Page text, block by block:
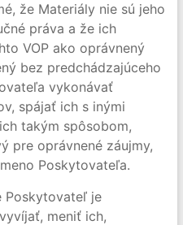
že Materiály nie sú jeho
práva a že ich
VOP ako oprávnený
bez predchádzajúceho
vykonávať
spájať ich s inými
takým spôsobom,
pre oprávnené záujmy,
Poskytovateľa.
Poskytovateľ je
meniť ich,